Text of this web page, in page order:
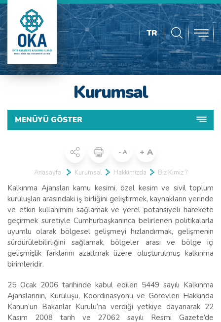
TR
Kurumsal
MENÜYÜ GÖSTER
- A + A
Anasayfa Kurumsal Hakkımızda Biz Kimiz ?
Kalkınma Ajansları kamu kesimi, özel kesim ve sivil toplum
kuruluşları arasındaki iş birliğini geliştirmek, kaynakların yerinde
ve etkin kullanımını sağlamak ve yerel potansiyeli harekete
geçirmek suretiyle Cumhurbaşkanınca belirlenen politikalarla
uyumlu olarak bölgesel gelişmeyi hızlandırmak, gelişmenin
sürdürülebilirliğini sağlamak, bölgeler arası ve bölge içi
gelişmişlik farklarını azaltmak üzere oluşturulmuş kalkınma
birimleridir.
25 Ocak 2006 tarihinde kabul edilen 5449 sayılı Kalkınma
Ajanslarının, Kuruluşu, Koordinasyonu ve Görevleri Hakkında
Kanun’un Bakanlar Kurulu’na verdiği yetkiye dayanarak 22
Kasım 2008 tarih ve 27062 sayılı Resmi Gazete’de